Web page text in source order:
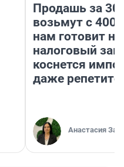
Продашь за
возьмут с
нам готовит
налоговый
коснется
даже
Анастасия